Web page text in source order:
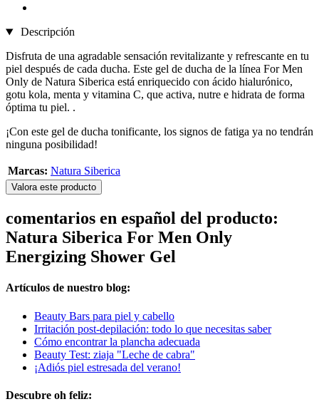
Descripción
Disfruta de una agradable sensación revitalizante y refrescante en tu
piel después de cada ducha. Este gel de ducha de la línea For Men
Only de Natura Siberica está enriquecido con ácido hialurónico,
gotu kola, menta y vitamina C, que activa, nutre e hidrata de forma
óptima tu piel. .
¡Con este gel de ducha tonificante, los signos de fatiga ya no tendrán
ninguna posibilidad!
Marcas: Natura Siberica
Valora este producto
comentarios en español del producto:
Natura Siberica For Men Only
Energizing Shower Gel
Artículos de nuestro blog:
Beauty Bars para piel y cabello
Irritación post-depilación: todo lo que necesitas saber
Cómo encontrar la plancha adecuada
Beauty Test: ziaja "Leche de cabra"
¡Adiós piel estresada del verano!
Descubre oh feliz: